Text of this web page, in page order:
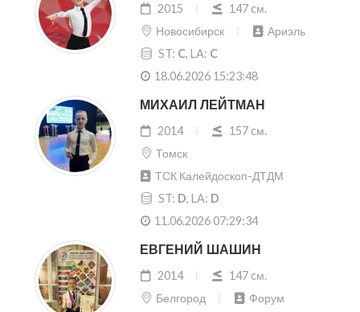
2015
147 cм.
Новосибирск
Ариэль
ST: C, LA: C
18.06.2026 15:23:48
МИХАИЛ ЛЕЙТМАН
2014
157 cм.
Томск
ТСК Калейдоскоп-ДТДМ
ST: D, LA: D
11.06.2026 07:29:34
ЕВГЕНИЙ ШАШИН
2014
147 cм.
Белгород
Форум